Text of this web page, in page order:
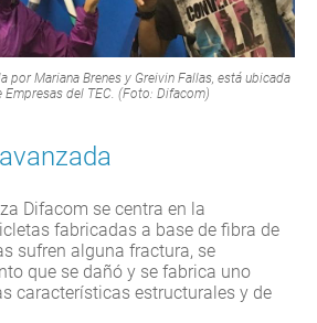
por Mariana Brenes y Greivin Fallas, está ubicada
Empresas del TEC. (Foto: Difacom)
Difacom se centra en la
fabricadas a base de fibra de
sufren alguna fractura, se
que se dañó y se fabrica uno
características estructurales y de